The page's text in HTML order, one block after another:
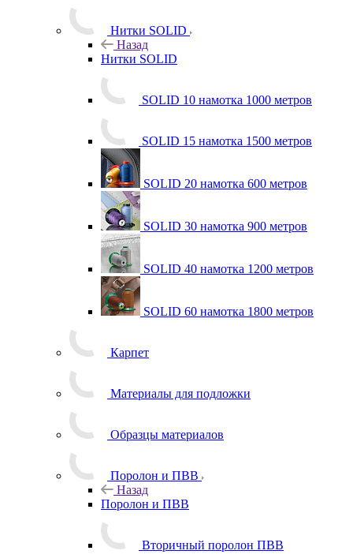
Нитки SOLID
Назад
Нитки SOLID
SOLID 10 намотка 1000 метров
SOLID 15 намотка 1500 метров
SOLID 20 намотка 600 метров
SOLID 30 намотка 900 метров
SOLID 40 намотка 1200 метров
SOLID 60 намотка 1800 метров
Карпет
Материалы для подложки
Образцы материалов
Поролон и ПВВ
Назад
Поролон и ПВВ
Вторичный поролон ПВВ